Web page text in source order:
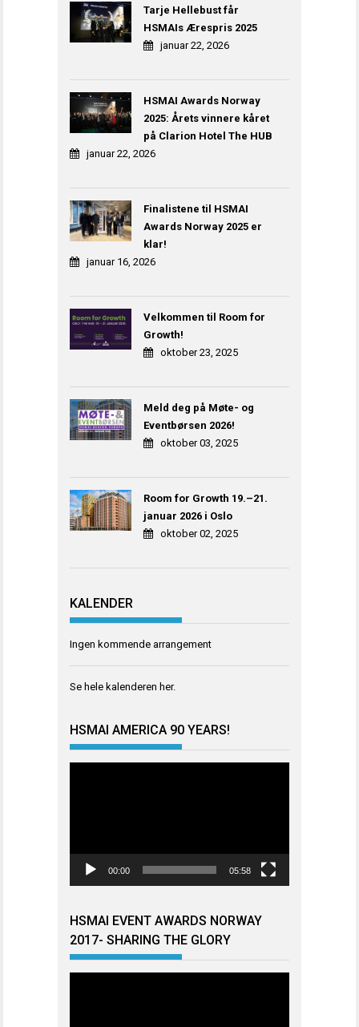
Tarje Hellebust får
HSMAIs Ærespris 2025
januar 22, 2026
HSMAI Awards Norway
2025: Årets vinnere kåret
på Clarion Hotel The HUB
januar 22, 2026
Finalistene til HSMAI
Awards Norway 2025 er
klar!
januar 16, 2026
Velkommen til Room for
Growth!
oktober 23, 2025
Meld deg på Møte- og
Eventbørsen 2026!
oktober 03, 2025
Room for Growth 19.–21.
januar 2026 i Oslo
oktober 02, 2025
KALENDER
Ingen kommende arrangement
Se hele kalenderen her.
HSMAI AMERICA 90 YEARS!
00:00 05:58
HSMAI EVENT AWARDS NORWAY
2017- SHARING THE GLORY